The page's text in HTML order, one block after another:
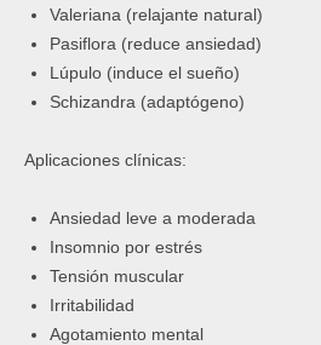
Valeriana (relajante natural)
Pasiflora (reduce ansiedad)
Lúpulo (induce el sueño)
Schizandra (adaptógeno)
Aplicaciones clínicas:
Ansiedad leve a moderada
Insomnio por estrés
Tensión muscular
Irritabilidad
Agotamiento mental